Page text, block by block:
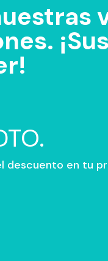
descuento en tu